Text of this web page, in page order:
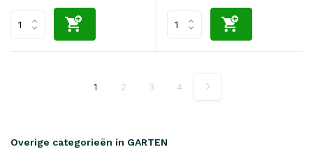
1 2 3 4
Overige categorieën in GARTEN